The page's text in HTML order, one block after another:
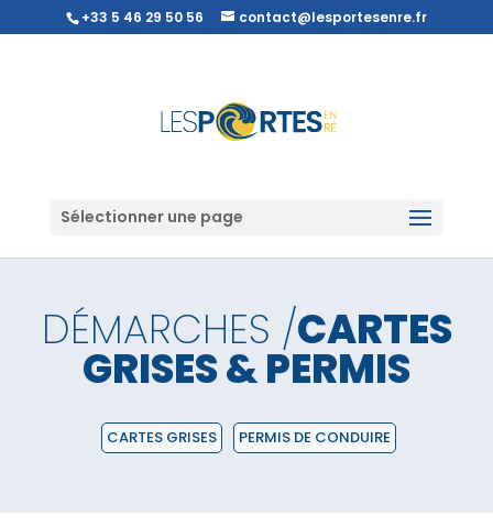
+33 5 46 29 50 56 contact@lesportesenre.fr
Sélectionner une page
DÉMARCHES /CARTES
GRISES & PERMIS
CARTES GRISES PERMIS DE CONDUIRE